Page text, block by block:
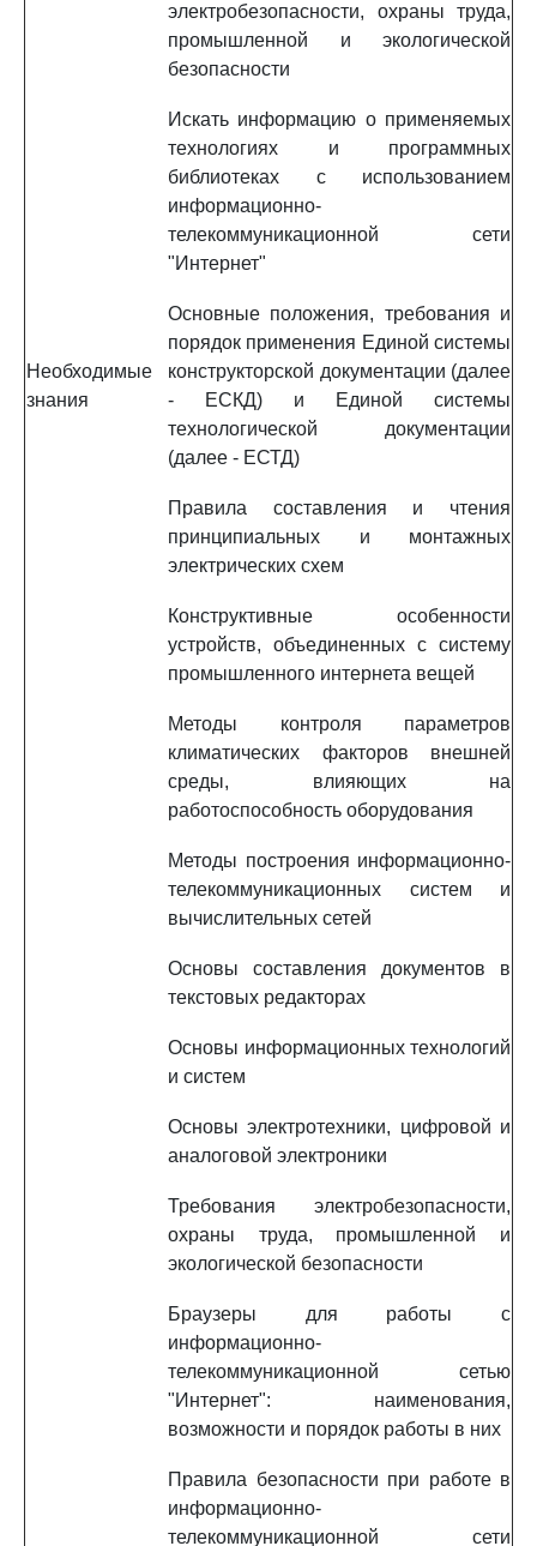
электробезопасности, охраны труда,
промышленной и экологической
безопасности
Искать информацию о применяемых
технологиях и программных
библиотеках с использованием
информационно-
телекоммуникационной сети
"Интернет"
Необходимые
знания
Основные положения, требования и
порядок применения Единой системы
конструкторской документации (далее
- ЕСКД) и Единой системы
технологической документации
(далее - ЕСТД)
Правила составления и чтения
принципиальных и монтажных
электрических схем
Конструктивные особенности
устройств, объединенных с систему
промышленного интернета вещей
Методы контроля параметров
климатических факторов внешней
среды, влияющих на
работоспособность оборудования
Методы построения информационно-
телекоммуникационных систем и
вычислительных сетей
Основы составления документов в
текстовых редакторах
Основы информационных технологий
и систем
Основы электротехники, цифровой и
аналоговой электроники
Требования электробезопасности,
охраны труда, промышленной и
экологической безопасности
Браузеры для работы с
информационно-
телекоммуникационной сетью
"Интернет": наименования,
возможности и порядок работы в них
Правила безопасности при работе в
информационно-
телекоммуникационной сети